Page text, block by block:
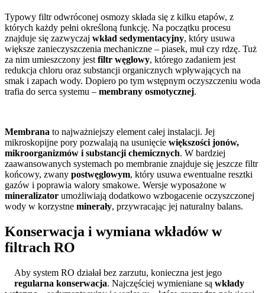
Typowy filtr odwróconej osmozy składa się z kilku etapów, z
których każdy pełni określoną funkcję. Na początku procesu
znajduje się zazwyczaj wkład sedymentacyjny, który usuwa
większe zanieczyszczenia mechaniczne – piasek, muł czy rdzę. Tuż
za nim umieszczony jest filtr węglowy, którego zadaniem jest
redukcja chloru oraz substancji organicznych wpływających na
smak i zapach wody. Dopiero po tym wstępnym oczyszczeniu woda
trafia do serca systemu – membrany osmotycznej.
Membrana to najważniejszy element całej instalacji. Jej
mikroskopijne pory pozwalają na usunięcie większości jonów,
mikroorganizmów i substancji chemicznych. W bardziej
zaawansowanych systemach po membranie znajduje się jeszcze filtr
końcowy, zwany postwęglowym, który usuwa ewentualne resztki
gazów i poprawia walory smakowe. Wersje wyposażone w
mineralizator umożliwiają dodatkowo wzbogacenie oczyszczonej
wody w korzystne minerały, przywracając jej naturalny balans.
Konserwacja i wymiana wkładów w
filtrach RO
Aby system RO działał bez zarzutu, konieczna jest jego
regularna konserwacja. Najczęściej wymieniane są wkłady